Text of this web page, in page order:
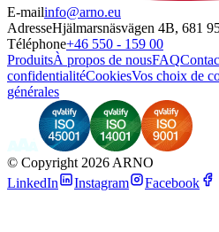
E-mailinfo@arno.eu
AdresseHjälmarsnäsvägen 4B, 681
Téléphone+46 550 - 159 00
ProduitsÀ propos de nousFAQ
confidentialitéCookiesVos choix de
générales
© Copyright 2026 ARNO
LinkedIn
Instagram Facebook